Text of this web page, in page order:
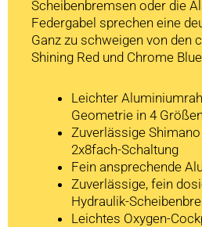
Scheibenbremsen oder die
Federgabel sprechen eine
Ganz zu schweigen von den
Shining Red und Chrome
Leichter
Geometrie in 4 Größen
Zuverlässige
2x8fach-Schaltung
Fein ansprechende
Zuverlässige, fein
Hydraulik-
Leichtes Oxygen-